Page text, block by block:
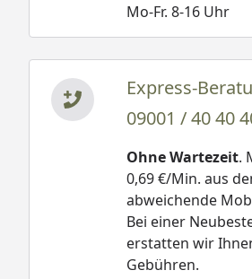
Mo-Fr. 8-16 Uhr
Express-
09001 / 40 40
Ohne Wartezeit.
0,69 €/Min. aus
abweichende
Bei einer
erstatten wir
Gebühren.